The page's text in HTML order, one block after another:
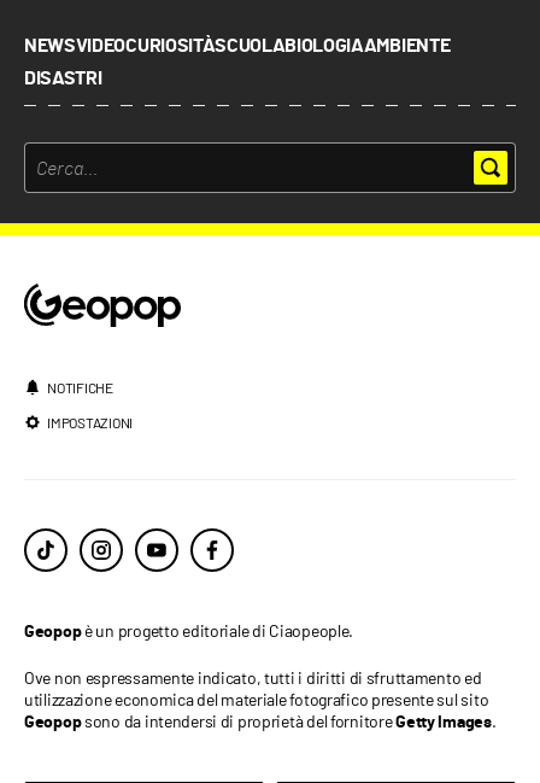
NEWSVIDEOCURIOSITÀSCUOLABIOLOGIAAMBIENTE
DISASTRI
NOTIFICHE
IMPOSTAZIONI
Geopopè un progetto editoriale di Ciaopeople.
Ove non espressamente indicato, tutti i diritti di sfruttamento ed
utilizzazione economica del materiale fotografico presente sul sito
Geopopsono da intendersi di proprietà del fornitoreGetty Images.